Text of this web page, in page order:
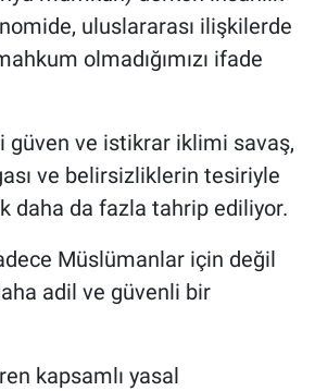
uluslararası ilişkilerde
olmadığımızı ifade
güven ve istikrar iklimi savaş,
ve belirsizliklerin tesiriyle
daha da fazla tahrip ediliyor.
Müslümanlar için değil
adil ve güvenli bir
kapsamlı yasal